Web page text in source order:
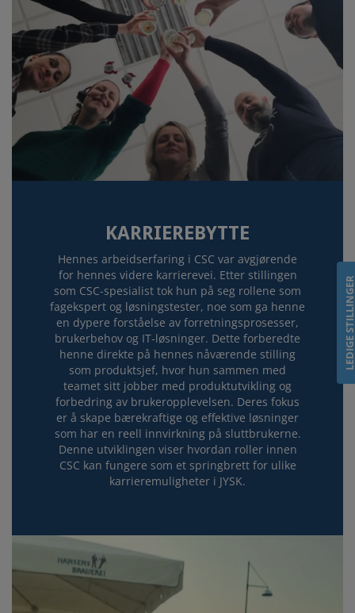
LEDIGE
KARRIEREBYTTE
Hennes arbeidserfaring i CSC var avgjørende
for hennes videre karrierevei. Etter stillingen
som CSC-spesialist tok hun på seg rollene som
fagekspert og løsningstester, noe som ga henne
en dypere forståelse av forretningsprosesser,
brukerbehov og IT-løsninger. Dette forberedte
henne direkte på hennes nåværende stilling
som produktsjef, hvor hun sammen med
teamet sitt jobber med produktutvikling og
forbedring av brukeropplevelsen. Deres fokus
er å skape bærekraftige og effektive løsninger
som har en reell innvirkning på sluttbrukerne.
Denne utviklingen viser hvordan roller innen
CSC kan fungere som et springbrett for ulike
karrieremuligheter i JYSK.